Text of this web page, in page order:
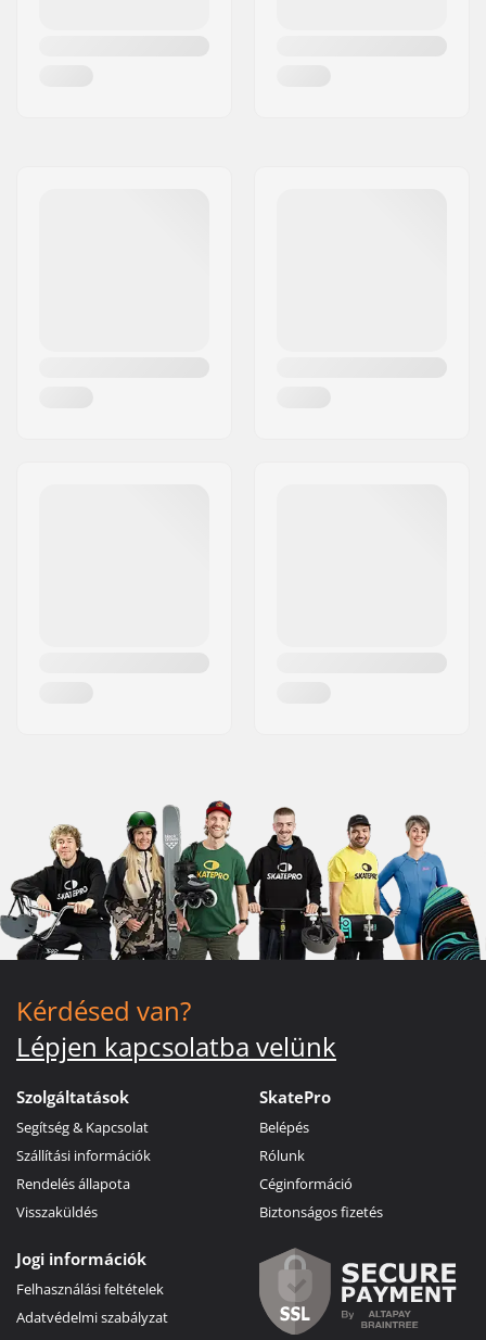
Kérdésed van?
Lépjen kapcsolatba velünk
Szolgáltatások
Segítség & Kapcsolat
Szállítási információk
Rendelés állapota
Visszaküldés
SkatePro
Belépés
Rólunk
Céginformáció
Biztonságos fizetés
Jogi információk
Felhasználási feltételek
Adatvédelmi szabályzat